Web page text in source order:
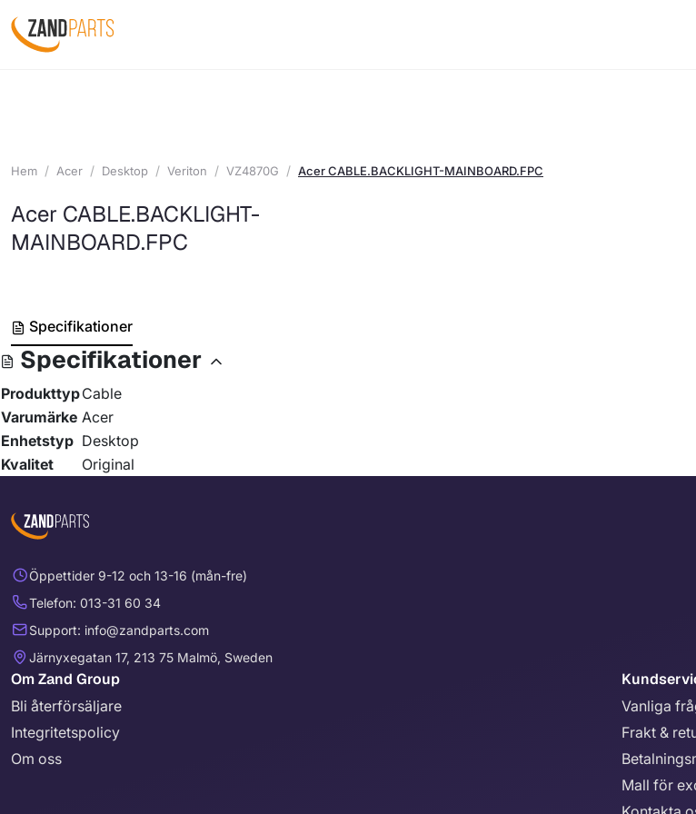
Hem Acer Desktop Veriton VZ4870G Acer CABLE.BACKLIGHT-MAINBOARD.FPC
Acer CABLE.BACKLIGHT-
MAINBOARD.FPC
Specifikationer
Specifikationer
ProdukttypCable
Varumärke Acer
Enhetstyp Desktop
Kvalitet
Original
Öppettider 9-12 och 13-16 (mån-fre)
Telefon: 013-31 60 34
Support: info@zandparts.com
Järnyxegatan 17, 213 75 Malmö, Sweden
Om Zand Group
Bli återförsäljare
Integritetspolicy
Om oss
Vanliga
Frakt &
Mall för